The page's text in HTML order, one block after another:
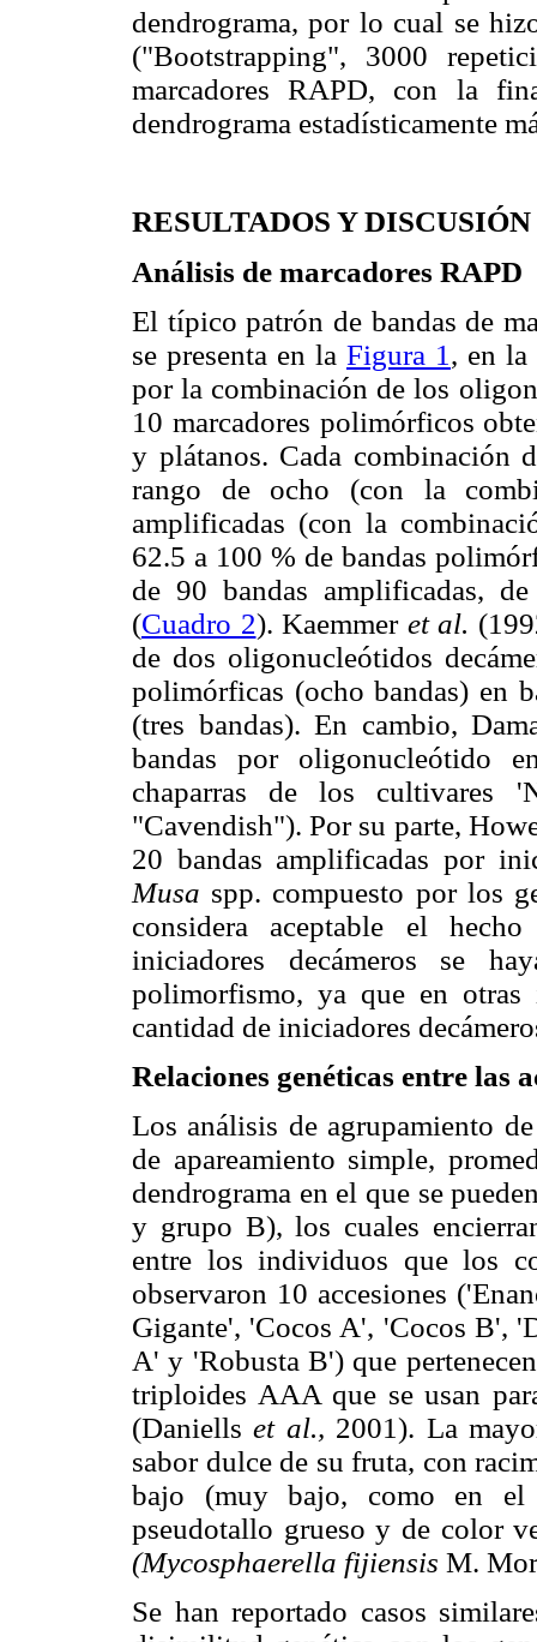
dendrograma, por lo cual se
("Bootstrapping", 3000
marcadores RAPD, con la
dendrograma estadísticamente
RESULTADOS Y DISCUSIÓN
Análisis de marcadores RAPD
El típico patrón de bandas de
se presenta en la Figura 1 , en la
por la combinación de los
10 marcadores polimórficos
y plátanos. Cada combinación
rango de ocho (con la
amplificadas (con la
62.5 a 100 % de bandas
de 90 bandas amplificadas,
(Cuadro 2). Kaemmer et al.
de dos oligonucleótidos
polimórficas (ocho bandas) en
(tres bandas). En cambio,
bandas por oligonucleótido
chaparras de los cultivares
"Cavendish"). Por su parte,
20 bandas amplificadas por
Musa spp. compuesto por los
considera aceptable el
iniciadores decámeros se
polimorfismo, ya que en otras
cantidad de iniciadores
Relaciones genéticas entre las
Los análisis de agrupamiento
de apareamiento simple,
dendrograma en el que se
y grupo B), los cuales
entre los individuos que los
observaron 10 accesiones
Gigante', 'Cocos A', 'Cocos B',
A' y 'Robusta B') que
triploides AAA que se usan
(Daniellset al., 2001). La
sabor dulce de su fruta, con
bajo (muy bajo, como en el
pseudotallo grueso y de color
(Mycosphaerella fijiensis M.
Se han reportado casos